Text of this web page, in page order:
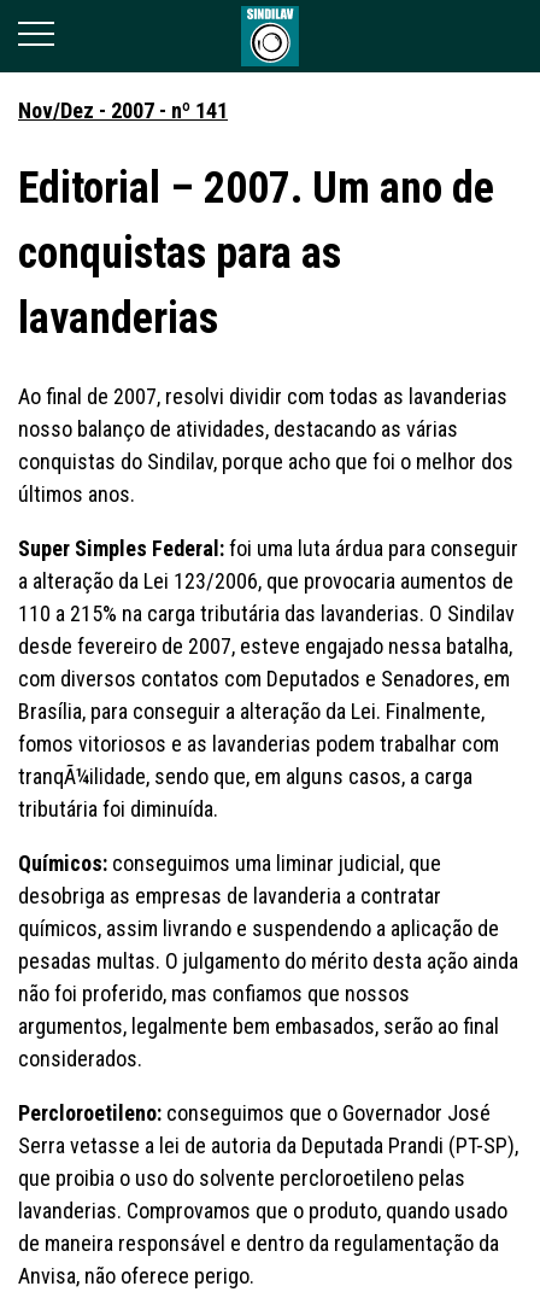
Nov/Dez - 2007 - nº 141
Editorial – 2007. Um ano de
conquistas para as
lavanderias
Ao final de 2007, resolvi dividir com todas as lavanderias
nosso balanço de atividades, destacando as várias
conquistas do Sindilav, porque acho que foi o melhor dos
últimos anos.
Super Simples Federal:foi uma luta árdua para conseguir
a alteração da Lei 123/2006, que provocaria aumentos de
110 a 215% na carga tributária das lavanderias. O Sindilav
desde fevereiro de 2007, esteve engajado nessa batalha,
com diversos contatos com Deputados e Senadores, em
Brasília, para conseguir a alteração da Lei. Finalmente,
fomos vitoriosos e as lavanderias podem trabalhar com
tranqÃ¼ilidade, sendo que, em alguns casos, a carga
tributária foi diminuída.
Químicos: conseguimos uma liminar judicial, que
desobriga as empresas de lavanderia a contratar
químicos, assim livrando e suspendendo a aplicação de
pesadas multas. O julgamento do mérito desta ação ainda
não foi proferido, mas confiamos que nossos
argumentos, legalmente bem embasados, serão ao final
considerados.
Percloroetileno: conseguimos que o Governador José
Serra vetasse a lei de autoria da Deputada Prandi (PT-SP),
que proibia o uso do solvente percloroetileno pelas
lavanderias. Comprovamos que o produto, quando usado
de maneira responsável e dentro da regulamentação da
Anvisa, não oferece perigo.